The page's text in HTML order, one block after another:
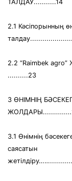
ТАЛДАУ...........14
2.1 Кәсіпорынның
2.2 “Raimbek agro”
..........23
3 ӨНІМНІҢ
3.1 Өнімнің
саясатын